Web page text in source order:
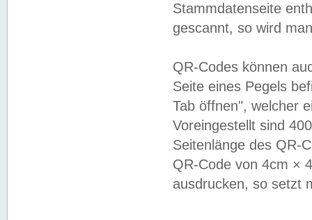
Stammdatenseite
gescannt, so wird
QR-Codes können
Seite eines Pegels
Tab öffnen", welcher
Voreingestellt sind
Seitenlänge des QR-
QR-Code von 4cm ×
ausdrucken, so setzt